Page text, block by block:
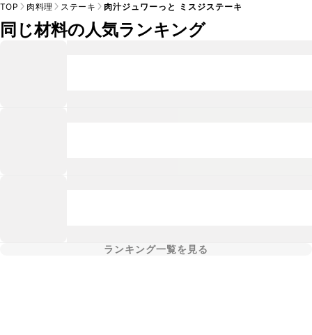
TOP 肉料理 ステーキ 肉汁ジュワーっと ミスジステーキ
同じ材料の人気ランキング
ランキング一覧を見る